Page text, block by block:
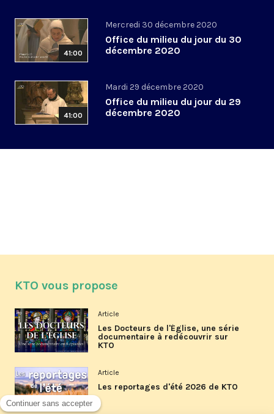
41:00
Mercredi 30 décembre 2020
Office du milieu du jour du 30
décembre 2020
41:00
Mardi 29 décembre 2020
Office du milieu du jour du 29
décembre 2020
KTO vous propose
Article
Les Docteurs de l'Église, une série
documentaire à redécouvrir sur
KTO
Article
Les reportages d'été 2026 de KTO